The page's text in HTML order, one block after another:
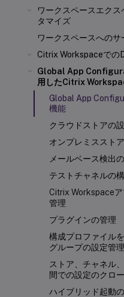
ワークスペースエクス
タマイズ
ワークスペースへのサ
Citrix Workspaceでの
Global App
用したCitrix
Global App
機能
クラウドストアの
オンプレミススト
メールベース検出
テストチャネルの
Citrix Workspace
管理
プラグインの管理
構成プロファイル
グループの設定管理
ストア、チャネル
間での設定のクロ
ハイブリッド起動